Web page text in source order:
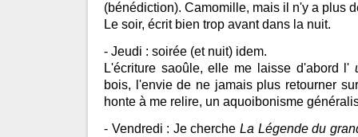
(bénédiction). Camomille, mais il n'y a plus
Le soir, écrit bien trop avant dans la nuit.
- Jeudi : soirée (et nuit) idem.
L'écriture saoûle, elle me laisse d'abord l'
bois, l'envie de ne jamais plus retourner
honte à me relire, un aquoibonisme
- Vendredi : Je cherche La Légende du